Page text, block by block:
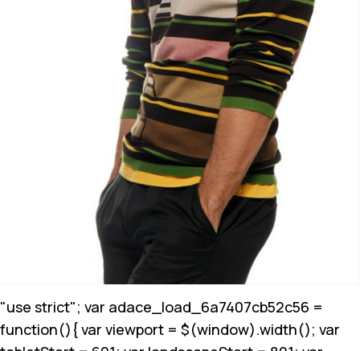
"use strict"; var adace_load_6a7407cb52c56 =
function(){ var viewport = $(window).width(); var